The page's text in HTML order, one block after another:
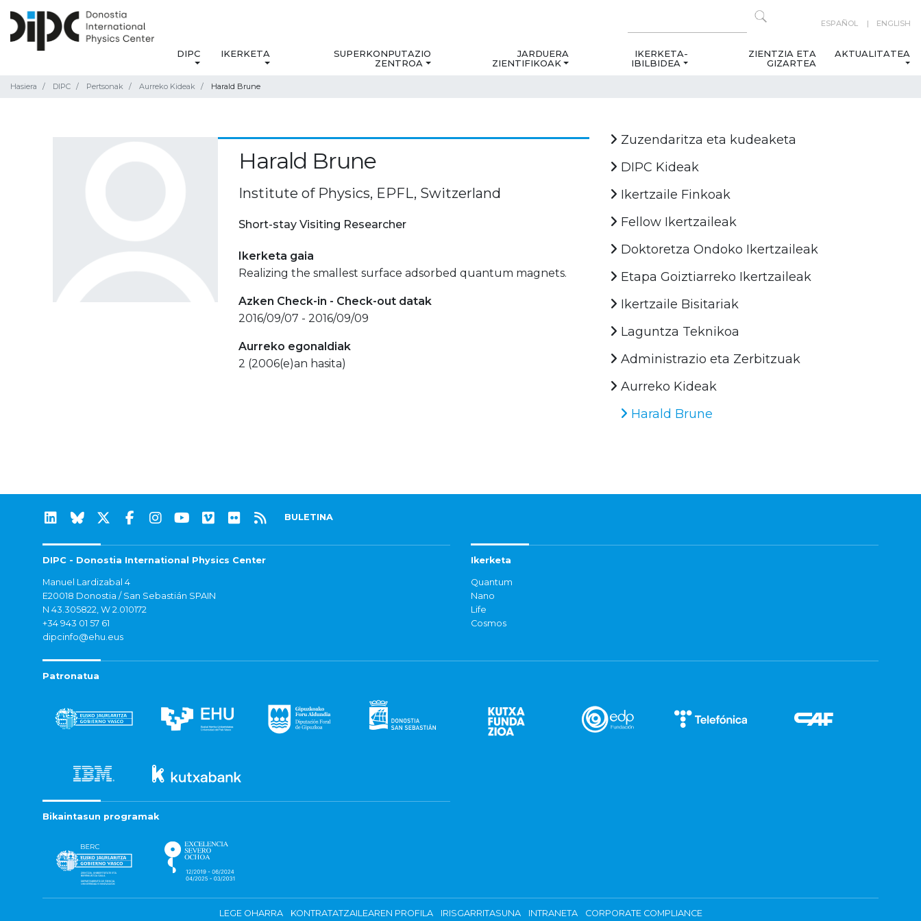
ESPAÑOL ENGLISH
DIPC IKERKETA
SUPERKONPUTAZIO
ZENTROA
JARDUERA
ZIENTIFIKOAK
IKERKETA-
IBILBIDEA
ZIENTZIA ETA
GIZARTEA
AKTUALITATEA
Hasiera DIPC Pertsonak Aurreko Kideak Harald Brune
Harald Brune
Institute of Physics, EPFL, Switzerland
Short-stay Visiting Researcher
Ikerketa gaia
Realizing the smallest surface adsorbed quantum magnets.
Azken Check-in - Check-out datak
2016/09/07 - 2016/09/09
Aurreko egonaldiak
2 (2006(e)an hasita)
Zuzendaritza eta kudeaketa
DIPC Kideak
Ikertzaile Finkoak
Fellow Ikertzaileak
Doktoretza Ondoko Ikertzaileak
Etapa Goiztiarreko Ikertzaileak
Ikertzaile Bisitariak
Laguntza Teknikoa
Administrazio eta Zerbitzuak
Aurreko Kideak
Harald Brune
BULETINA
DIPC - Donostia International Physics Center
Manuel Lardizabal 4
E20018 Donostia / San Sebastián SPAIN
N 43.305822, W 2.010172
+34 943 01 57 61
dipcinfo@ehu.eus
Ikerketa
Quantum
Nano
Life
Cosmos
Patronatua
Bikaintasun programak
LEGE OHARRA KONTRATATZAILEAREN PROFILA IRISGARRITASUNA INTRANETA CORPORATE COMPLIANCE